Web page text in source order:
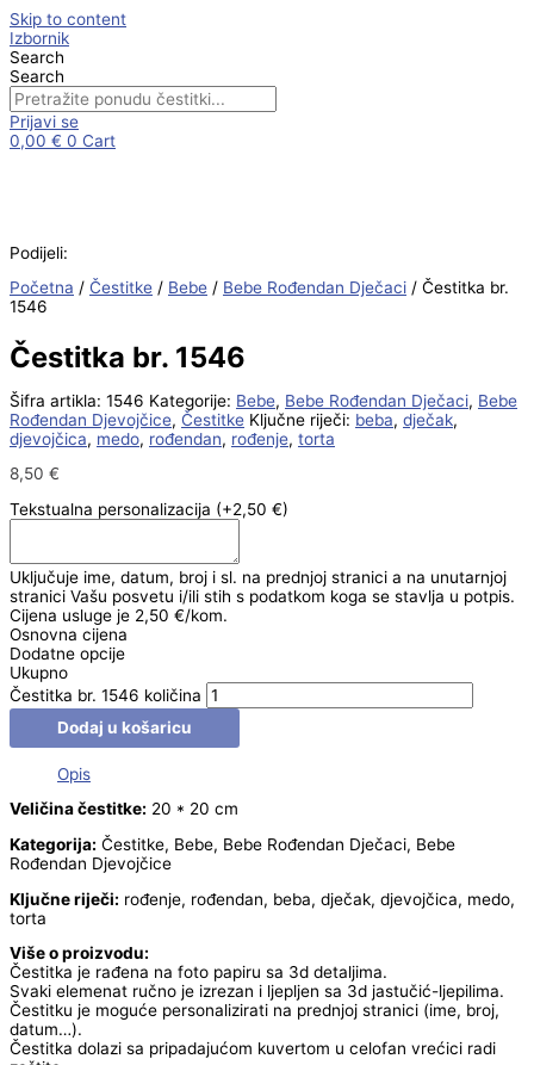
Skip to content
Izbornik
Search
Search
Prijavi se
0,00 € 0 Cart
Podijeli:
Početna / Čestitke / Bebe / Bebe Rođendan Dječaci / Čestitka br.
1546
Čestitka br. 1546
Šifra artikla: 1546 Kategorije: Bebe, Bebe Rođendan Dječaci, Bebe
Rođendan Djevojčice, Čestitke Ključne riječi: beba, dječak,
djevojčica, medo, rođendan, rođenje, torta
8,50 €
Tekstualna personalizacija (+2,50 €)
Uključuje ime, datum, broj i sl. na prednjoj stranici a na unutarnjoj
stranici Vašu posvetu i/ili stih s podatkom koga se stavlja u potpis.
Cijena usluge je 2,50 €/kom.
Osnovna cijena
Dodatne opcije
Ukupno
Čestitka br. 1546 količina
Dodaj u košaricu
Opis
Veličina čestitke: 20 * 20 cm
Kategorija: Čestitke, Bebe, Bebe Rođendan Dječaci, Bebe
Rođendan Djevojčice
Ključne riječi: rođenje, rođendan, beba, dječak, djevojčica, medo,
torta
Više o proizvodu:
Čestitka je rađena na foto papiru sa 3d detaljima.
Svaki elemenat ručno je izrezan i ljepljen sa 3d jastučić-ljepilima.
Čestitku je moguće personalizirati na prednjoj stranici (ime, broj,
datum…).
Čestitka dolazi sa pripadajućom kuvertom u celofan vrećici radi